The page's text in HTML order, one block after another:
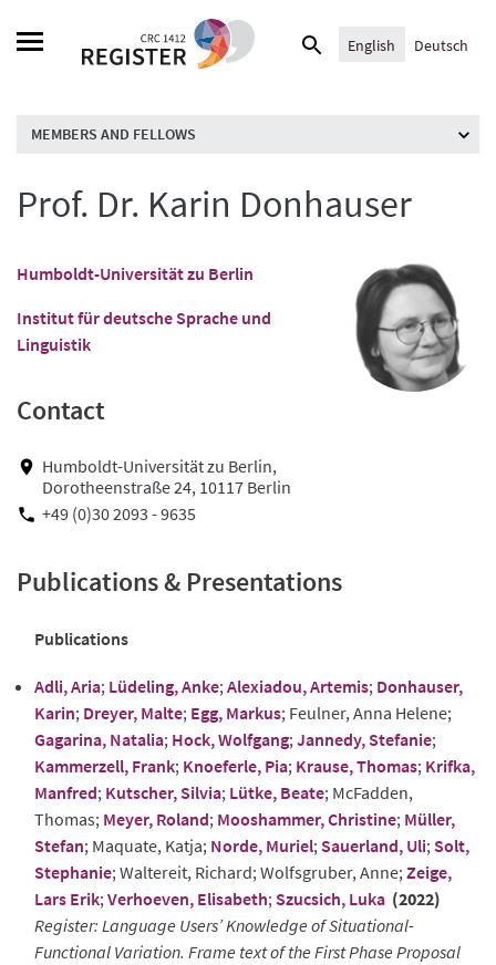
Search
English Deutsch
MEMBERS AND FELLOWS
Prof. Dr. Karin Donhauser
Humboldt-Universität zu Berlin
Institut für deutsche Sprache und
Linguistik
Contact
Humboldt-Universität zu Berlin,
Dorotheenstraße 24, 10117 Berlin
+49 (0)30 2093 - 9635
Publications & Presentations
Publications
Adli, Aria; Lüdeling, Anke;Alexiadou, Artemis; Donhauser,
Karin; Dreyer, Malte; Egg, Markus; Feulner, Anna Helene;
Gagarina, Natalia; Hock, Wolfgang;Jannedy, Stefanie;
Kammerzell, Frank; Knoeferle, Pia; Krause, Thomas; Krifka,
Manfred; Kutscher, Silvia; Lütke, Beate; McFadden,
Thomas; Meyer, Roland; Mooshammer, Christine; Müller,
Stefan; Maquate, Katja; Norde, Muriel;Sauerland, Uli;Solt,
Stephanie; Waltereit, Richard; Wolfsgruber, Anne;Zeige,
Lars Erik;Verhoeven, Elisabeth;Szucsich, Luka (2022)
Register: Language Users’ Knowledge of Situational-
Functional Variation. Frame text of the First Phase Proposal